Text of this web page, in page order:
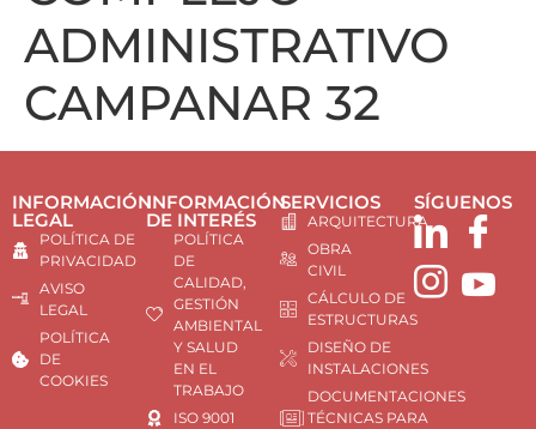
ADMINISTRATIVO
CAMPANAR 32
INFORMACIÓN
LEGAL
POLÍTICA DE
PRIVACIDAD
AVISO
LEGAL
POLÍTICA
DE
COOKIES
INFORMACIÓN
DE INTERÉS
POLÍTICA
DE
CALIDAD,
GESTIÓN
AMBIENTAL
Y SALUD
EN EL
TRABAJO
ISO 9001
SERVICIOS
ARQUITECTURA
OBRA
CIVIL
CÁLCULO DE
ESTRUCTURAS
DISEÑO DE
INSTALACIONES
DOCUMENTACIONES
TÉCNICAS PARA
SÍGUENOS